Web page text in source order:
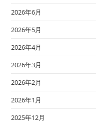
2026年6月
2026年5月
2026年4月
2026年3月
2026年2月
2026年1月
2025年12月